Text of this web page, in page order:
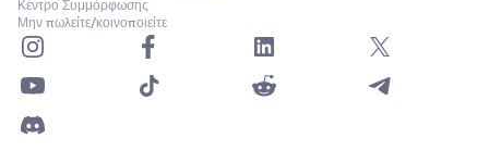
Κέντρο Συμμόρφωσης
Μην πωλείτε/κοινοποιείτε